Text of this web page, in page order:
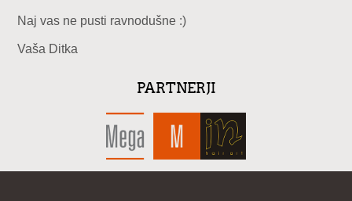
Naj vas ne pusti ravnodušne :)
Vaša Ditka
PARTNERJI